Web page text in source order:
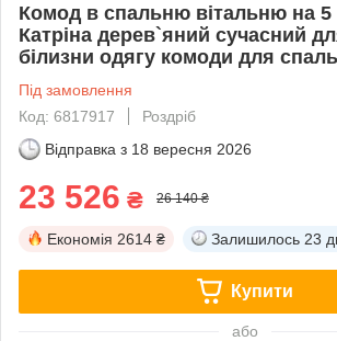
Комод в спальню вітальню на
Катріна дерев`яний сучасний
білизни одягу комоди для
Під замовлення
Код: 6817917
Роздріб
Відправка з 18 вересня 2026
23 526 ₴ 26 140 ₴
Економія 2614 ₴ Залишилось 23
Купити
або